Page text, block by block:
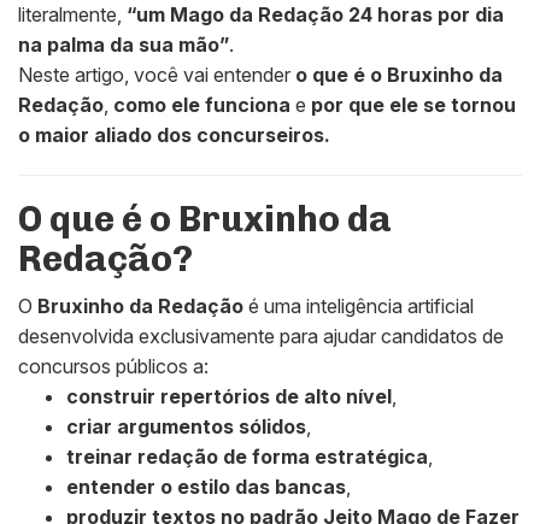
literalmente, “um Mago da Redação 24 horas por dia
na palma da sua mão”.
Neste artigo, você vai entender o que é o Bruxinho da
Redação como ele funciona e por que ele se tornou
o maior aliado dos concurseiros.
O que é o Bruxinho da
Redação?
O Bruxinho da Redação é uma inteligência artificial
desenvolvida exclusivamente para ajudar candidatos de
concursos públicos a:
construir repertórios de alto nível
criar argumentos sólidos
treinar redação de forma estratégica
entender o estilo das bancas
produzir textos no padrão Jeito Mago de Fazer